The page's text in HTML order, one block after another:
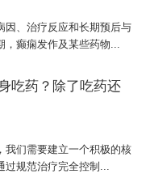
因、治疗反应和长期预后与
，癫痫发作及某些药物...
吃药？除了吃药还
我们需要建立一个积极的核
过规范治疗完全控制...